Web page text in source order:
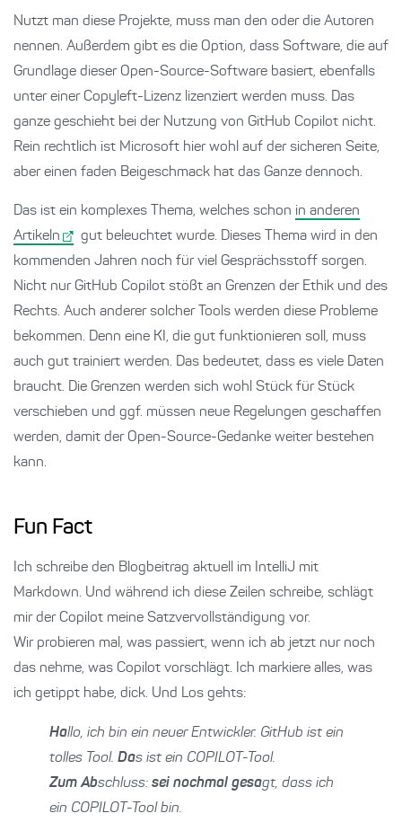
Nutzt man diese Projekte, muss man den oder die Autoren
nennen. Außerdem gibt es die Option, dass Software, die auf
Grundlage dieser Open-Source-Software basiert, ebenfalls
unter einer Copyleft-Lizenz lizenziert werden muss. Das
ganze geschieht bei der Nutzung von GitHub Copilot nicht.
Rein rechtlich ist Microsoft hier wohl auf der sicheren Seite,
aber einen faden Beigeschmack hat das Ganze dennoch.
Das ist ein komplexes Thema, welches schon in anderen
Artikeln
gut beleuchtet wurde. Dieses Thema wird in den
kommenden Jahren noch für viel Gesprächsstoff sorgen.
Nicht nur GitHub Copilot stößt an Grenzen der Ethik und des
Rechts. Auch anderer solcher Tools werden diese Probleme
bekommen. Denn eine KI, die gut funktionieren soll, muss
auch gut trainiert werden. Das bedeutet, dass es viele Daten
braucht. Die Grenzen werden sich wohl Stück für Stück
verschieben und ggf. müssen neue Regelungen geschaffen
werden, damit der Open-Source-Gedanke weiter bestehen
kann.
Fun Fact
Ich schreibe den Blogbeitrag aktuell im IntelliJ mit
Markdown. Und während ich diese Zeilen schreibe, schlägt
mir der Copilot meine Satzvervollständigung vor.
Wir probieren mal, was passiert, wenn ich ab jetzt nur noch
das nehme, was Copilot vorschlägt. Ich markiere alles, was
ich getippt habe, dick. Und Los gehts:
Hallo, ich bin ein neuer Entwickler. GitHub ist ein
tolles Tool. Das ist ein COPILOT-Tool.
Zum Abschluss: sei nochmal gesagt, dass ich
ein COPILOT-Tool bin.